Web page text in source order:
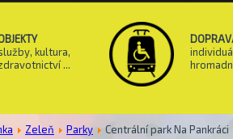
kultura,
...
Zeleň Parky Centrální park Na Pankráci